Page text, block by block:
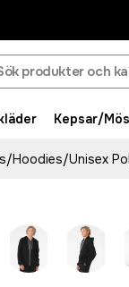
Kepsar/
/Hoodies/Unisex